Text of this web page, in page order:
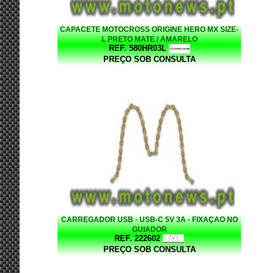
CAPACETE MOTOCROSS ORIGINE HERO MX SIZE-
L PRETO MATE / AMARELO
REF. 580HR03L
PREÇO SOB CONSULTA
CARREGADOR USB - USB-C 5V 3A - FIXAÇAO NO
GUIADOR
REF. 222602
PREÇO SOB CONSULTA